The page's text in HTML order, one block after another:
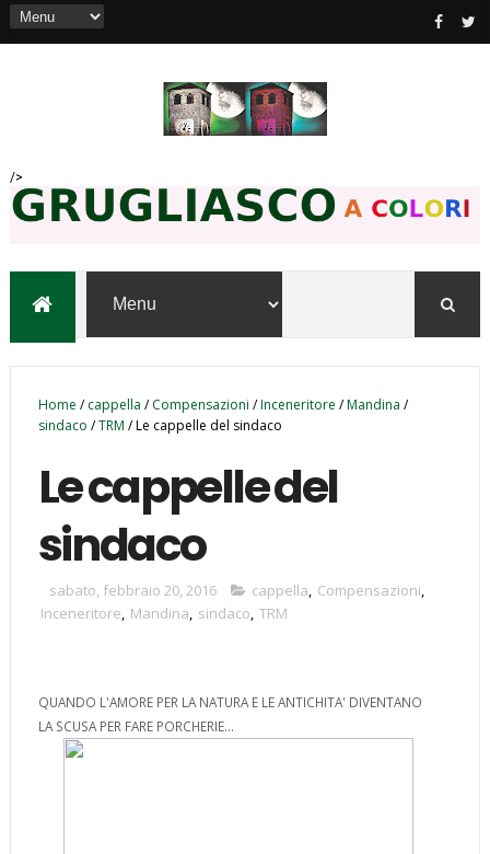
/>
Home / cappella / Compensazioni /Inceneritore /Mandina /
sindaco /TRM /Le cappelle del sindaco
Le cappelle del
sindaco
sabato, febbraio 20, 2016 cappella, Compensazioni,
Inceneritore, Mandina, sindaco, TRM
QUANDO L'AMORE PER LA NATURA E LE ANTICHITA' DIVENTANO
LA SCUSA PER FARE PORCHERIE...